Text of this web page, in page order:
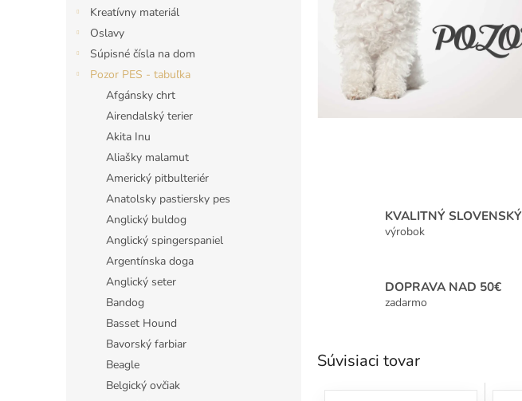
Kreatívny materiál
Oslavy
Súpisné čísla na dom
Pozor PES - tabuľka
Afgánsky chrt
Airendalský terier
Akita Inu
Aliašky malamut
Americký pitbulteriér
Anatolsky pastiersky pes
Anglický buldog
Anglický spingerspaniel
Argentínska doga
Anglický seter
Bandog
Basset Hound
Bavorský farbiar
Beagle
Belgický ovčiak
KVALITNÝ SLOVENSKÝ
výrobok
DOPRAVA NAD 50€
zadarmo
Súvisiaci tovar